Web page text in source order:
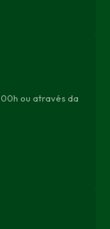
ou através da